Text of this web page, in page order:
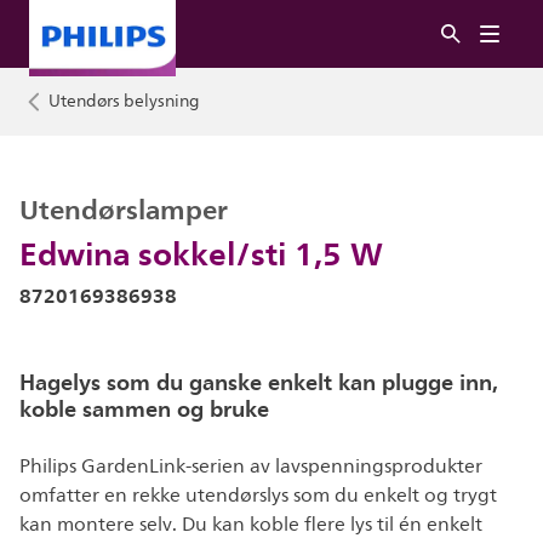
Utendørs belysning
Edwina sokkel/sti 1,5 W
Utendørslamper
8720169386938
Hagelys som du ganske enkelt kan plugge inn,
koble sammen og bruke
Philips GardenLink-serien av lavspenningsprodukter
omfatter en rekke utendørslys som du enkelt og trygt
kan montere selv. Du kan koble flere lys til én enkelt